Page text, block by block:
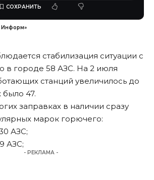
Информ»
стабилизация ситуации с
в городе 58 АЗС. На 2 июля
станций увеличилось до
было 47.
заправках в наличии сразу
марок горючего:
АЗС;
АЗС;
- РЕКЛАМА -